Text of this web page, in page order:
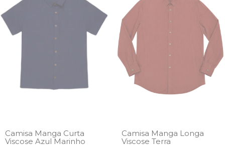
Camisa Manga Curta
Viscose Azul Marinho
Camisa Manga Longa
Viscose Terra